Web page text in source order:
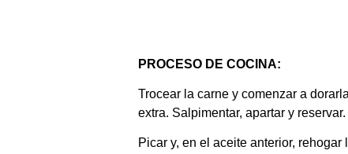
PROCESO DE COCINA:
Trocear la carne y comenzar a
extra. Salpimentar, apartar y reservar.
Picar y, en el aceite anterior,